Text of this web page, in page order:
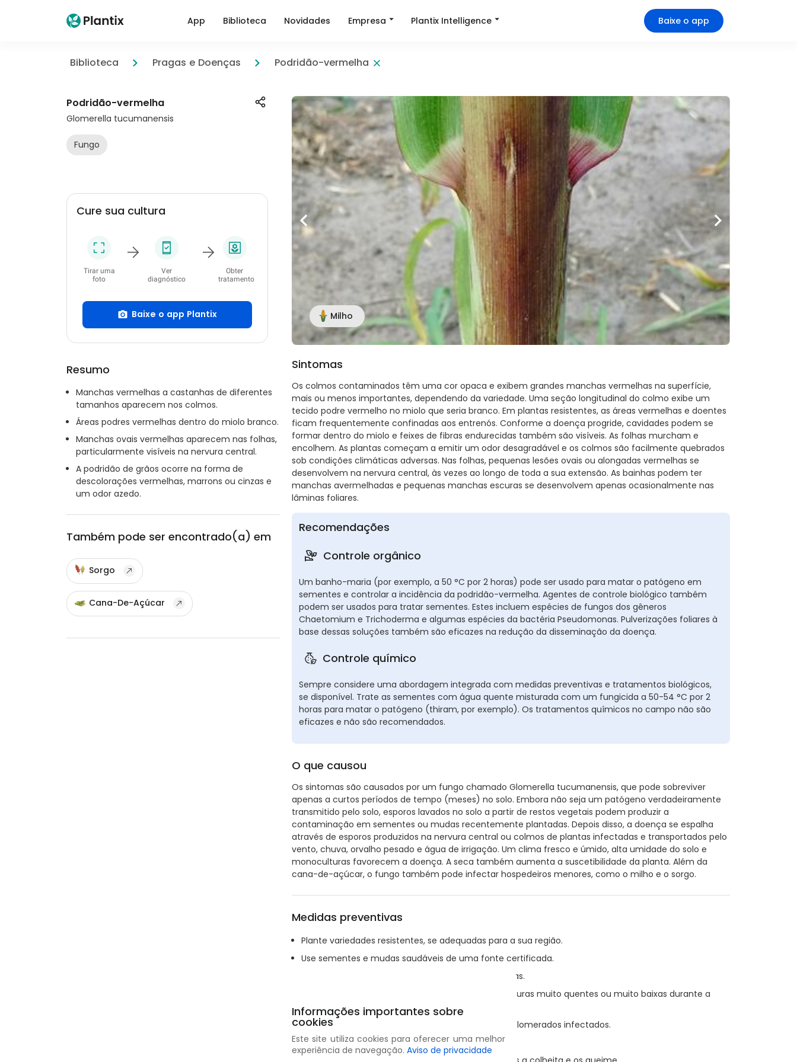
App Biblioteca Novidades Empresa Plantix Intelligence Baixe o app
Biblioteca Pragas e Doenças Podridão-vermelha
Podridão-vermelha
Glomerella tucumanensis
Fungo
Cure sua cultura
Tirar uma
foto
Ver
diagnóstico
Obter
tratamento
Baixe o app Plantix
Resumo
Manchas vermelhas a castanhas de diferentes
tamanhos aparecem nos colmos.
Áreas podres vermelhas dentro do miolo branco.
Manchas ovais vermelhas aparecem nas folhas,
particularmente visíveis na nervura central.
A podridão de grãos ocorre na forma de
descolorações vermelhas, marrons ou cinzas e
um odor azedo.
Também pode ser encontrado(a) em
Sorgo
Cana-De-Açúcar
Milho
Sintomas
Os colmos contaminados têm uma cor opaca e exibem grandes manchas vermelhas na superfície,
mais ou menos importantes, dependendo da variedade. Uma seção longitudinal do colmo exibe um
tecido podre vermelho no miolo que seria branco. Em plantas resistentes, as áreas vermelhas e doentes
ficam frequentemente confinadas aos entrenós. Conforme a doença progride, cavidades podem se
formar dentro do miolo e feixes de fibras endurecidas também são visíveis. As folhas murcham e
encolhem. As plantas começam a emitir um odor desagradável e os colmos são facilmente quebrados
sob condições climáticas adversas. Nas folhas, pequenas lesões ovais ou alongadas vermelhas se
desenvolvem na nervura central, às vezes ao longo de toda a sua extensão. As bainhas podem ter
manchas avermelhadas e pequenas manchas escuras se desenvolvem apenas ocasionalmente nas
lâminas foliares.
Recomendações
Controle orgânico
Um banho-maria (por exemplo, a 50 °C por 2 horas) pode ser usado para matar o patógeno em
sementes e controlar a incidência da podridão-vermelha. Agentes de controle biológico também
podem ser usados para tratar sementes. Estes incluem espécies de fungos dos gêneros
Chaetomium e Trichoderma e algumas espécies da bactéria Pseudomonas. Pulverizações foliares à
base dessas soluções também são eficazes na redução da disseminação da doença.
Controle químico
Sempre considere uma abordagem integrada com medidas preventivas e tratamentos biológicos,
se disponível. Trate as sementes com água quente misturada com um fungicida a 50-54 °C por 2
horas para matar o patógeno (thiram, por exemplo). Os tratamentos químicos no campo não são
eficazes e não são recomendados.
O que causou
Os sintomas são causados por um fungo chamado Glomerella tucumanensis, que pode sobreviver
apenas a curtos períodos de tempo (meses) no solo. Embora não seja um patógeno verdadeiramente
transmitido pelo solo, esporos lavados no solo a partir de restos vegetais podem produzir a
contaminação em sementes ou mudas recentemente plantadas. Depois disso, a doença se espalha
através de esporos produzidos na nervura central ou colmos de plantas infectadas e transportados pelo
vento, chuva, orvalho pesado e água de irrigação. Um clima fresco e úmido, alta umidade do solo e
monoculturas favorecem a doença. A seca também aumenta a suscetibilidade da planta. Além da
cana-de-açúcar, o fungo também pode infectar hospedeiros menores, como o milho e o sorgo.
Medidas preventivas
Plante variedades resistentes, se adequadas para a sua região.
Use sementes e mudas saudáveis de uma fonte certificada.
Adquira material de plantio de campos sem doenças.
Mude o tempo de semeadura para evitar temperaturas muito quentes ou muito baixas durante a
safra.
Monitore regularmente o campo e as plantas ou aglomerados infectados.
Evite a palhada de culturas doentes.
Informações importantes sobre
cookies
Este site utiliza cookies para oferecer uma melhor
experiência de navegação. Aviso de privacidade